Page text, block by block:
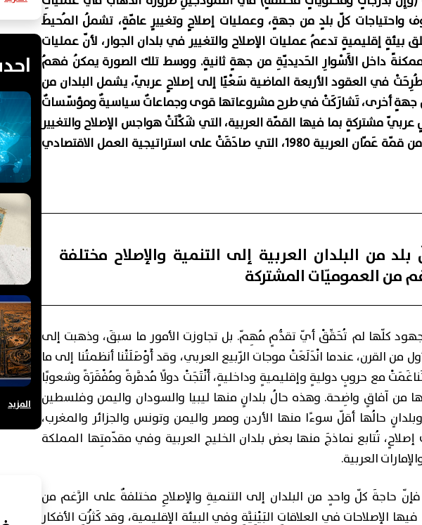
واحتياجات كلّ بلدٍ من جهةٍ، وعمليات إصلاحٍ وتغييرٍ عامّةٍ، تشملُ المُحيطَ
إقليميةٍ تدعمُ عمليات الإصلاح والتغيير في بلدان الجوار، لأنّ عمليات
ممكنةً داخل الأَسْوارِ الحَديديّةِ من جهةٍ ثانيةٍ. ووسط تلك الصورة يمكنُ فهمُ
في العقود الأربعة الماضية سَعْيًا إلى إصلاحٍ عربيّ، يشمل البلدان من
من جهةٍ أخرى، تَشارَكَتْ في طرح مشروعاتها قوى وجماعاتٌ سياسيةٌ ومؤسّساتٌ
مشتركةٍ بما فيها القمّة العربية، التي شَكَّلَتْ هواجس الإصلاح والتغيير
بعض موضوعاتها اعتبارًا من قمّة عَمّان العربية 1980، التي صادَقَتْ على استراتيجية العمل الاقتصادي
من البلدان العربية إلى التنمية والإصلاح مختلفة
من العموميّات المشتركة
للجهود كلّها لم تُحَقِّقْ أيّ تقدُّمٍ مُهِمّ. بل تجاوزت الأمور ما سبقَ، وذهبت إلى
من القرن، عندما انْدَلَعَتْ موجات الرّبيع العربي، وقد أَوْصَلَتْنا أنظمتُنا إلى ما
مع حروبٍ دوليةٍ وإقليميةٍ وداخليةٍ، أَنْتَجَتْ دولًا مُدمَّرةً ومُفْقَرَةً وشعوبًا
من آفاقٍ واضِحة. وهذه حالُ بلدانٍ منها ليبيا والسودان واليمن وفلسطين
حالُها أقلّ سوءًا منها الأردن ومصر واليمن وتونس والجزائر والمغرب،
تُتابع نماذجَ منها بعض بلدان الخليج العربية وفي مقدّمتِها المملكة
العربية.
حاجةَ كلّ واحدٍ من البلدان إلى التنميةِ والإصلاحِ مختلفةٌ على الرَّغم من
الإصلاحات في العلاقاتِ البَيْنِيَّةِ وفي البيئة الإقليمية، وقد كَثُرَتِ الأفكار
المزيد